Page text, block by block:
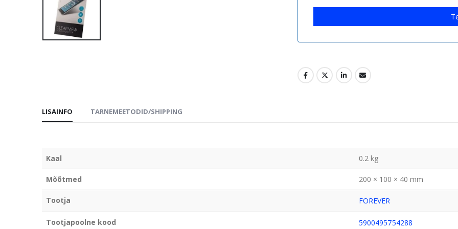
LISAINFO TARNEMEETODID/SHIPPING
Kaal 0.2 kg
Mõõtmed 200 × 100 × 40 mm
Tootja FOREVER
Tootjapoolne kood 5900495754288